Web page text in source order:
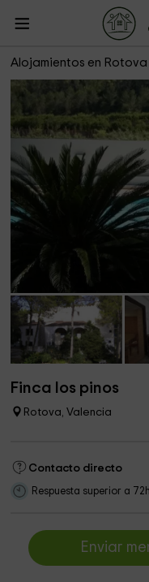
Alojamientos en Rotova
Finca los pinos
Rotova, Valencia
Contacto directo
Respuesta superior a 72h
Enviar